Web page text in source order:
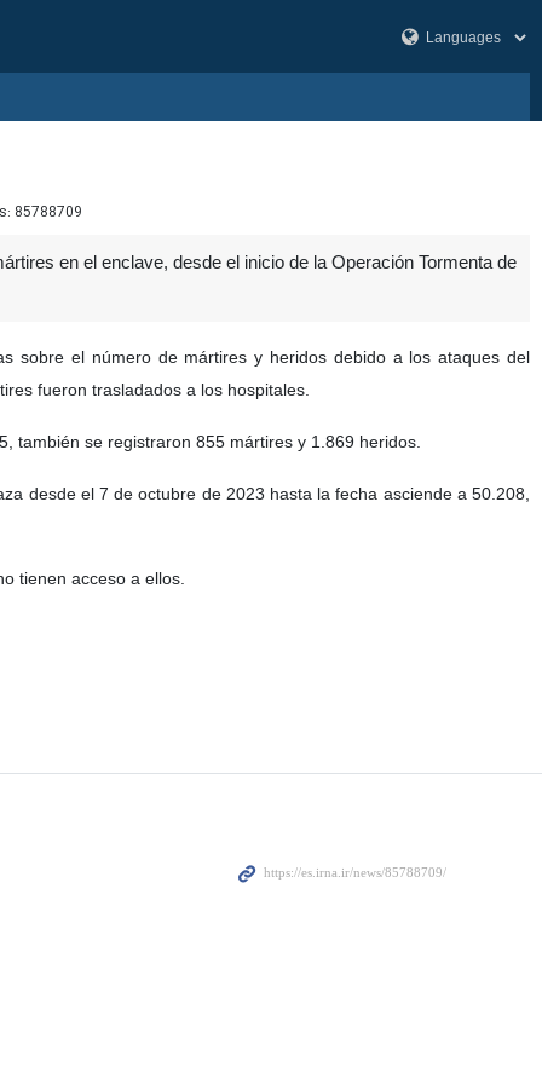
85788709
en el enclave, desde el inicio de la Operación Tormenta de
sobre el número de mártires y heridos debido a los ataques del
fueron trasladados a los hospitales.
también se registraron 855 mártires y 1.869 heridos.
desde el 7 de octubre de 2023 hasta la fecha asciende a 50.208,
tienen acceso a ellos.